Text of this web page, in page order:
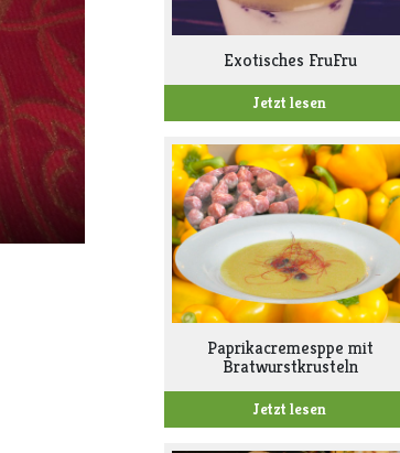
Exotisches FruFru
Jetzt lesen
Paprikacremesppe mit
Bratwurstkrusteln
Jetzt lesen